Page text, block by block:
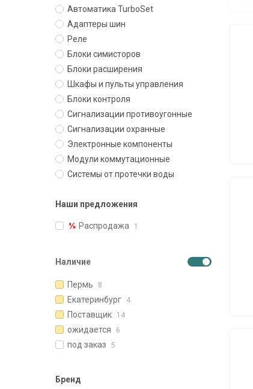
Автоматика TurboSet
Адаптеры шин
Реле
Блоки симисторов
Блоки расширения
Шкафы и пульты управления
Блоки контроля
Сигнализации противоугонные
Сигнализации охранные
Электронные компоненты
Модули коммутационные
Системы от протечки воды
Наши предложения
Распродажа 1
Наличие
Пермь 8
Екатеринбург 4
Поставщик 14
ожидается 6
под заказ 5
Бренд